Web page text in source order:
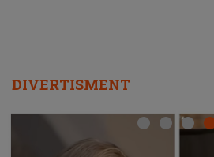
DIVERTISMENT